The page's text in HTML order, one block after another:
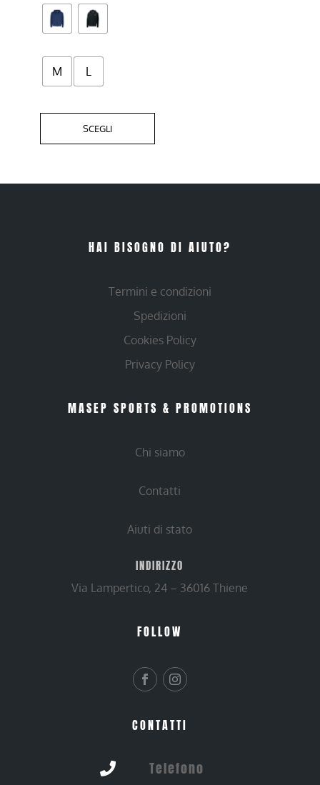
M L
SCEGLI
nella
pagina
prodotto
HAI BISOGNO DI AIUTO?
Termini e condizioni
Spedizioni
Cookies Policy
Privacy Policy
MASEP SPORTS & PROMOTIONS
Chi siamo
Contatti
Aiuti di stato
INDIRIZZO
Via Lampertico, 24 – 36016 Thiene
FOLLOW
CONTATTI
 Telefono